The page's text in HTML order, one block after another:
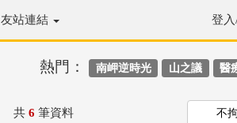
友站連結 登
熱門： 南岬逆時光 山之議 醫
共 6 筆資料 不